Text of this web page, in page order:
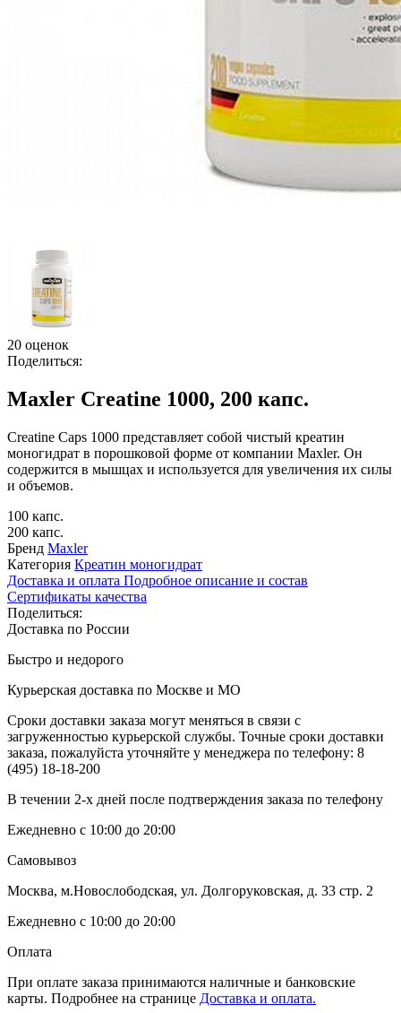
20 оценок
Поделиться:
Maxler Creatine 1000, 200 капс.
Creatine Caps 1000 представляет собой чистый креатин
моногидрат в порошковой форме от компании Maxler. Он
содержится в мышцах и используется для увеличения их силы
и объемов.
100 капс.
200 капс.
Бренд Maxler
Категория Креатин моногидрат
Доставка и оплата Подробное описание и состав
Сертификаты качества
Поделиться:
Доставка по России
Быстро и недорого
Курьерская доставка по Москве и МО
Сроки доставки заказа могут меняться в связи с
загруженностью курьерской службы. Точные сроки доставки
заказа, пожалуйста уточняйте у менеджера по телефону: 8
(495) 18-18-200
В течении 2-х дней после подтверждения заказа по телефону
Ежедневно с 10:00 до 20:00
Самовывоз
Москва, м.Новослободская, ул. Долгоруковская, д. 33 стр. 2
Ежедневно с 10:00 до 20:00
Оплата
При оплате заказа принимаются наличные и банковские
карты. Подробнее на странице Доставка и оплата.